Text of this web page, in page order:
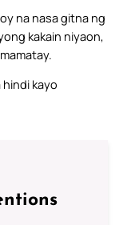
na nasa gitna ng
kakain niyaon,
kayo